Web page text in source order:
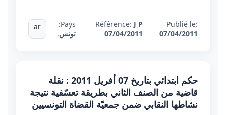
Publié le:
07/04/2011
Référence: J P
07/04/2011
Pays:
تونس,
ar
حكم ابتدائي بتاريخ 07 أفريل 2011 : نقلة
قاضية من الصنف الثاني بطريقة تعسّفية نتيجة
نشاطها النقابي ضمن جمعيّة القضاة التونسيين